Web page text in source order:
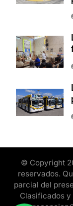
© Copyright
reservados.
parcial del
Clasificados y